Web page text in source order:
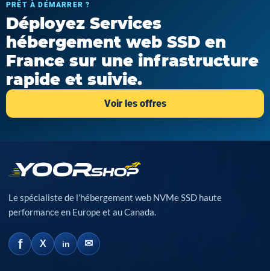
PRÊT À DÉMARRER ?
Déployez Services
hébergement web SSD en
France sur une infrastructure
rapide et suivie.
Voir les offres
Le spécialiste de l’hébergement web NVMe SSD haute
performance en Europe et au Canada.
f X in ✉